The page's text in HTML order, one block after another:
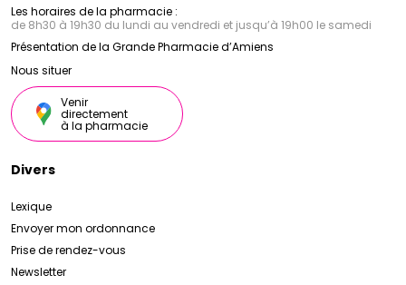
Les horaires de la pharmacie :
de 8h30 à 19h30 du lundi au vendredi et jusqu’à 19h00 le samedi
Présentation de la Grande Pharmacie d’Amiens
Nous situer
Venir
directement
à la pharmacie
Divers
Lexique
Envoyer mon ordonnance
Prise de rendez-vous
Newsletter